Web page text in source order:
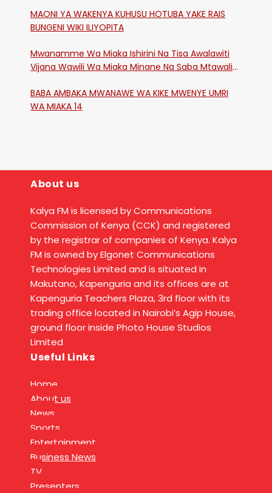
MAONI YA WAKENYA KUHUSU HOTUBA YAKE RAIS
BUNGENI WIKI ILIYOPITA
Mwanamme Wa Miaka Ishirini Na Tisa Awalawiti
Vijana Wawili Wa Miaka Minane Na Saba Mtawalia
BABA AMBAKA MWANAWE WA KIKE MWENYE UMRI
WA MIAKA 14
About us
Kalya FM is licensed by Communications
Commission of Kenya (CCK) and registered
by the registrar of companies of Kenya. Kalya
FM is owned by Elgonet Communications
Technologies Limited and is situated in
Makutano, Kapenguria and its offices are at
Kapenguria Teachers Plaza, 3rd floor with its
trading office located in Nairobi’s Agip House,
ground floor inside Photo House Studios
Limited
Useful Links
Home
About us
News
Sports
Entertainment
Business News
TV
Presenters